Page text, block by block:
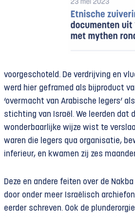
voorgeschoteld. De verdrijving en
werd hier geframed als bijproduct
‘overmacht van Arabische legers’
stichting van Israël. We leerden dat
wonderbaarlijke wijze wist te
waren die legers qua organisatie,
inferieur, en kwamen zij zes
Deze en andere feiten over de
door onder meer Israëlisch
eerder schreven. Ook de